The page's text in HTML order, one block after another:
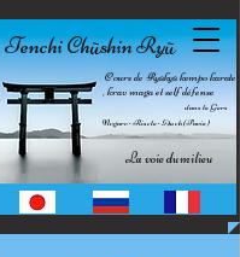
Tenchi Chūshin Ryū
Cours de Ryūkyū kempo karate
, krav maga et self défense
dans le Gers
Nogaro • Riscle • Auch (Pavie)
La voie du milieu